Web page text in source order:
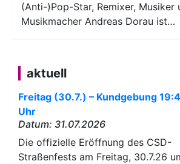
(Anti-)Pop-Star, Remixer, Musiker
Musikmacher Andreas Dorau ist…
aktuell
Freitag (30.7.) – Kundgebung
Uhr
Datum: 31.07.2026
Die offizielle Eröffnung des CSD-
Straßenfests am Freitag, 30.7.26